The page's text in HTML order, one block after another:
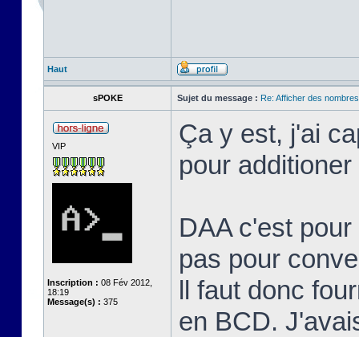
Haut
sPOKE Sujet du message : Re: Afficher des
VIP
Inscription : 08 Fév 2012,
18:19
Message(s) : 375
Ça y est, j'ai
pour
DAA c'est
pas pour
ll faut donc
en BCD.